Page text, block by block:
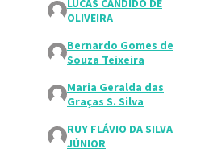
LUCAS CANDIDO DE
OLIVEIRA
Bernardo Gomes de
Souza Teixeira
Maria Geralda das
Graças S. Silva
RUY FLÁVIO DA SILVA
JÚNIOR